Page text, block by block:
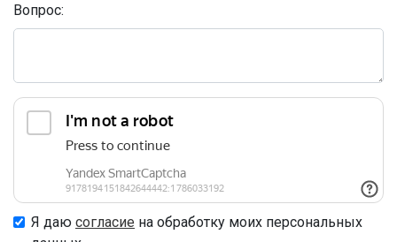
Вопрос:
Я даю согласие на обработку моих персональных